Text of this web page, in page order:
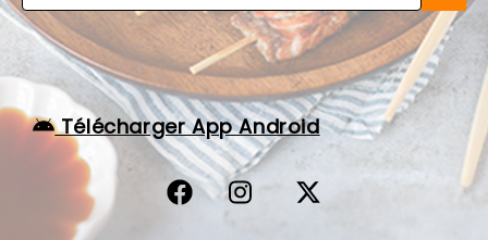
Télécharger App Android